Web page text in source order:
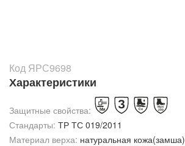
Код ЯРС9698
Характеристики
Защитные свойства:
Стандарты: ТР ТС 019/2011
Материал верха: натуральная кожа(замша)